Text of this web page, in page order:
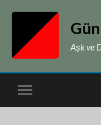
Aşk ve
Toggle
mobile